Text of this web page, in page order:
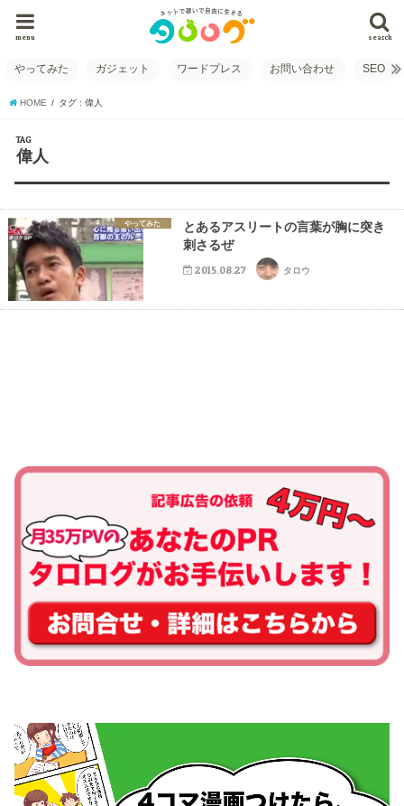
search
menu
やってみた ガジェット ワードプレス お問い合わせ SEO
HOME タグ : 偉人
TAG
偉人
やってみた
とあるアスリートの言葉が胸に突き
刺さるぜ
2015.08.27 タロウ